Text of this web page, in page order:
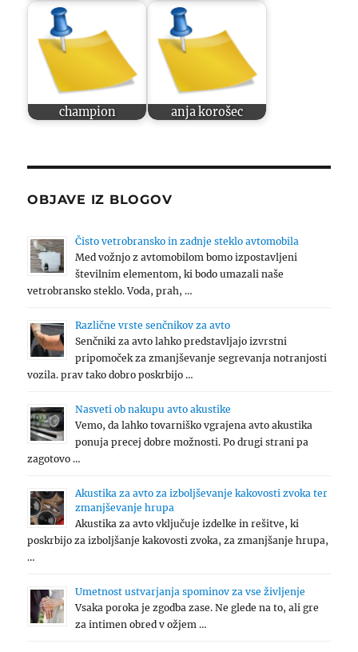
champion anja korošec
OBJAVE IZ BLOGOV
Čisto vetrobransko in zadnje steklo avtomobila
Med vožnjo z avtomobilom bomo izpostavljeni
številnim elementom, ki bodo umazali naše
vetrobransko steklo. Voda, prah, …
Različne vrste senčnikov za avto
Senčniki za avto lahko predstavljajo izvrstni
pripomoček za zmanjševanje segrevanja notranjosti
vozila. prav tako dobro poskrbijo …
Nasveti ob nakupu avto akustike
Vemo, da lahko tovarniško vgrajena avto akustika
ponuja precej dobre možnosti. Po drugi strani pa
zagotovo …
Akustika za avto za izboljševanje kakovosti zvoka ter
zmanjševanje hrupa
Akustika za avto vključuje izdelke in rešitve, ki
poskrbijo za izboljšanje kakovosti zvoka, za zmanjšanje hrupa,
…
Umetnost ustvarjanja spominov za vse življenje
Vsaka poroka je zgodba zase. Ne glede na to, ali gre
za intimen obred v ožjem …